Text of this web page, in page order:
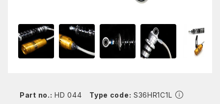
Part no.: HD 044 Type code: S36HR1C1L